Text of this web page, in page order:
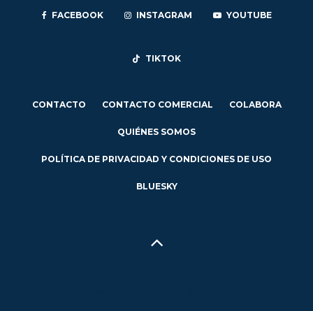
FACEBOOK INSTAGRAM YOUTUBE
TIKTOK
CONTACTO CONTACTO COMERCIAL COLABORA
QUIÉNES SOMOS
POLÍTICA DE PRIVACIDAD Y CONDICIONES DE USO
BLUESKY